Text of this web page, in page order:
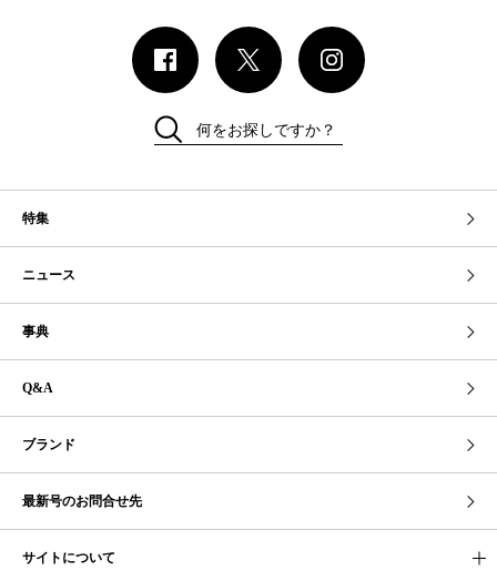
特集
ニュース
事典
Q&A
ブランド
最新号のお問合せ先
何をお探しですか？
サイトについて